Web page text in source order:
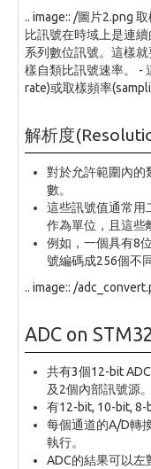
.. image:: /圖片
比訊號在時域上是連
系列數位訊號。這樣
樣自類比訊號速率。 -
rate)或取樣頻率
解析度
對於允許範圍內的
數。
這些訊號值通常用
作為單位，且這些
例如，一個具有8
號編碼成256個不
.. image:: /
ADC on
共有3個12-bit
及2個內部訊號源。
有12-bit, 10-bit, 8-
每個通道的A/D轉
執行。
ADC的結果可以